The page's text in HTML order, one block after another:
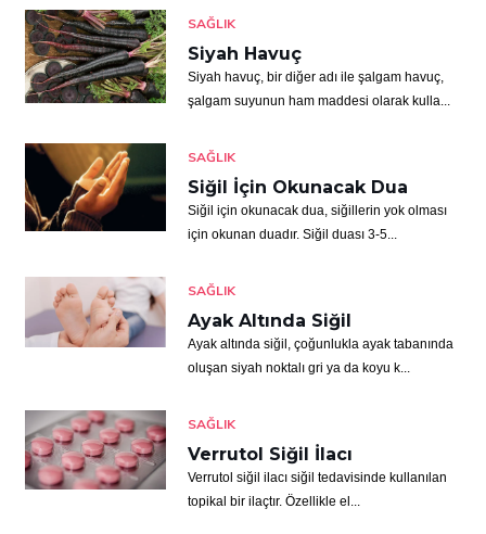
SAĞLIK
Siyah Havuç
Siyah havuç, bir diğer adı ile şalgam havuç,
şalgam suyunun ham maddesi olarak kulla...
SAĞLIK
Siğil İçin Okunacak Dua
Siğil için okunacak dua, siğillerin yok olması
için okunan duadır. Siğil duası 3-5...
SAĞLIK
Ayak Altında Siğil
Ayak altında siğil, çoğunlukla ayak tabanında
oluşan siyah noktalı gri ya da koyu k...
SAĞLIK
Verrutol Siğil İlacı
Verrutol siğil ilacı siğil tedavisinde kullanılan
topikal bir ilaçtır. Özellikle el...